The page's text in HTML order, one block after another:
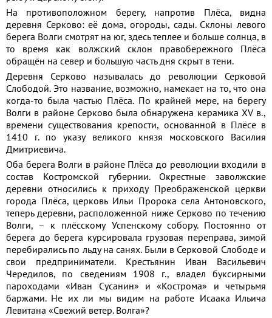
На противоположном берегу, напротив Плёса, видна
деревня Серково: её дома, огороды, сады. Склоны левого
берега Волги смотрят на юг, здесь теплее и больше солнца, в
то время как волжский склон правобережного Плёса
обращён на север и большую часть дня скрыт в тени.
Деревня Серково называлась до революции Серковой
Слободой. Это название, возможно, намекает на то, что она
когда-то была частью Плёса. По крайней мере, на берегу
Волги в районе Серково была обнаружена керамика XV в.,
времени существования крепости, основанной в Плёсе в
1410 г. по указу великого князя московского Василия
Дмитриевича.
Оба берега Волги в районе Плёса до революции входили в
состав Костромской губернии. Окрестные заволжские
деревни относились к приходу Преображенской церкви
города Плёса, церковь Ильи Пророка села Антоновского,
теперь деревни, расположенной ниже Серково по течению
Волги, – к плёсскому Успенскому собору. Постоянно от
берега до берега курсировала грузовая переправа, зимой
перебирались по льду на санях. Были в Серковой Слободе и
свои предприниматели. Крестьянин Иван Васильевич
Чередилов, по сведениям 1908 г., владел буксирными
пароходами «Иван Сусанин» и «Кострома» и четырьмя
баржами. Не их ли мы видим на работе Исаака Ильича
Левитана «Свежий ветер. Волга»?